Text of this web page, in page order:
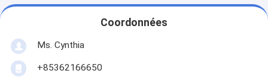
Coordonnées
Ms. Cynthia
‪+85362166650‬